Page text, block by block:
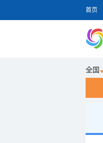
首页
全国